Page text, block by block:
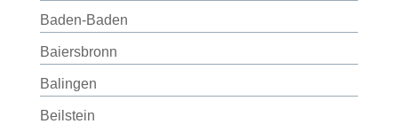
Baden-Baden
Baiersbronn
Balingen
Beilstein